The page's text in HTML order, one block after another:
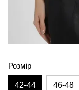
Розмір
42-44 46-48